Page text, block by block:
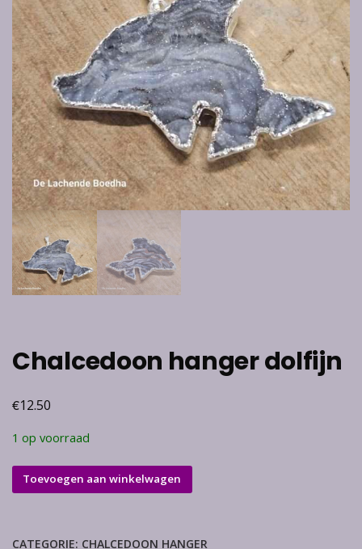
Chalcedoon hanger dolfijn
€12.50
1 op voorraad
Chalcedoon
hanger
Toevoegen aan winkelwagen
CATEGORIE: CHALCEDOON HANGER